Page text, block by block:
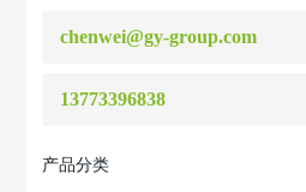
chenwei@gy-group.com
13773396838
产品分类